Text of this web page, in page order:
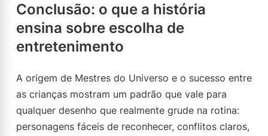
Conclusão: o que a história
ensina sobre escolha de
entretenimento
A origem de Mestres do Universo e o sucesso entre
as crianças mostram um padrão que vale para
qualquer desenho que realmente grude na rotina:
personagens fáceis de reconhecer, conflitos claros,